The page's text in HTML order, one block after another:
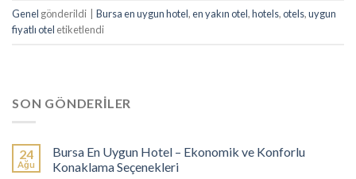
Genel gönderildi Bursa en uygun hotel,en yakın otel,hotels,otels,uygun
fiyatlı otel etiketlendi
SON GÖNDERİLER
24
Ağu
Bursa En Uygun Hotel – Ekonomik ve Konforlu
Konaklama Seçenekleri